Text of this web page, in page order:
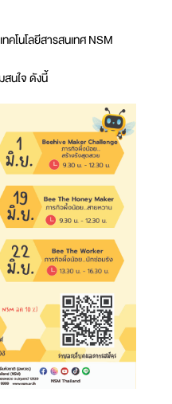
นโลยีสารสนเทศ NSM
สนใจ ดังนี้